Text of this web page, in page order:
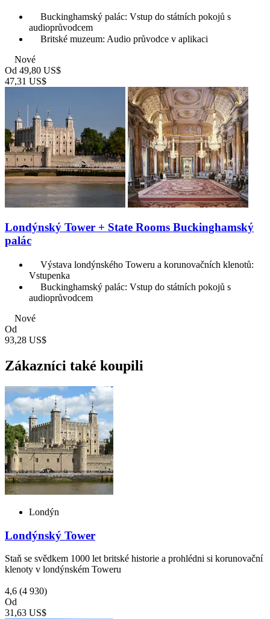
Buckinghamský palác: Vstup do státních pokojů s
audioprůvodcem
Britské muzeum: Audio průvodce v aplikaci
Nové
Od 49,80 US$
47,31 US$
Londýnský Tower + State Rooms Buckinghamský
palác
Výstava londýnského Toweru a korunovačních klenotů:
Vstupenka
Buckinghamský palác: Vstup do státních pokojů s
audioprůvodcem
Nové
Od
93,28 US$
Zákazníci také koupili
Londýn
Londýnský Tower
Staň se svědkem 1000 let britské historie a prohlédni si korunovační
klenoty v londýnském Toweru
4,6 (4 930)
Od
31,63 US$